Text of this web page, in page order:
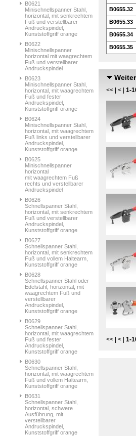
B0621
Minischnellspanner Stahl,
horizontal, mit senkrechtem
Fuß und verstellbarer
Andruckspindel,
Kunststoffgriff orange
B0622
Minischnellspanner
horizontal mit waagrechtem
Fuß und verstellbarer
Andruckspindel
B0623
Minischnellspanner Stahl,
horizontal, mit waagrechtem
Fuß und fester
Andruckspindel,
Kunststoffgriff orange
B0624
Minischnellspanner Stahl,
horizontal, mit waagrechtem
Fuß links und verstellbarer
Andruckspindel,
Kunststoffgriff orange
B0625
Minischnellspanner
horizontal
mit waagrechtem Fuß
rechts und verstellbarer
Andruckspindel
B0626
Schnellspanner Stahl,
horizontal, mit senkrechtem
Fuß und verstellbarer
Andruckspindel,
Kunststoffgriff orange
B0627
Schnellspanner Stahl,
horizontal, mit senkrechtem
Fuß und vollem Haltearm,
Kunststoffgriff orange
B0628
Schnellspanner Stahl oder
Edelstahl, horizontal, mit
waagrechtem Fuß und
verstellbarer
Andruckspindel,
Kunststoffgriff orange
B0629
Schnellspanner Stahl,
horizontal, mit waagrechtem
Fuß und fester
Andruckspindel,
Kunststoffgriff orange
B0630
Schnellspanner Stahl,
horizontal, mit waagrechtem
Fuß und vollem Haltearm,
Kunststoffgriff orange
B0631
Schnellspanner Stahl,
horizontal, schwere
Ausführung, mit
verstellbarer
Andruckspindel,
Kunststoffgriff orange
B0655.32
B0655.33
B0655.34
B0655.35
<< < 1-
<< < 1-